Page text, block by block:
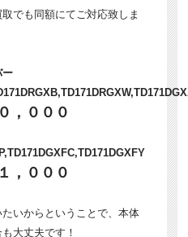
でも同額にてご対応致しま
，０００
，０００
いからということで、本体
大丈夫です！